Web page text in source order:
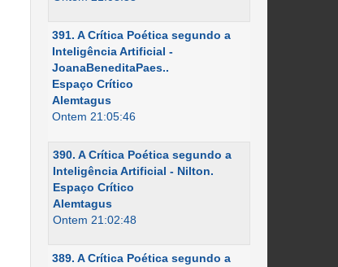
391. A Crítica Poética segundo a
Inteligência Artificial -
JoanaBeneditaPaes..
Espaço Crítico
Alemtagus
Ontem 21:05:46
390. A Crítica Poética segundo a
Inteligência Artificial - Nilton.
Espaço Crítico
Alemtagus
Ontem 21:02:48
389. A Crítica Poética segundo a